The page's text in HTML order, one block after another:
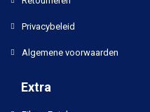
Privacybeleid
Algemene voorwaarden
Extra